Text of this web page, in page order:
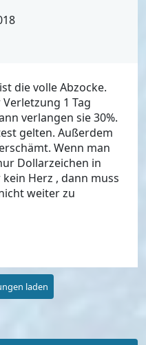
die volle Abzocke.
1 Tag
verlangen sie 30%.
gelten. Außerdem
Wenn man
Dollarzeichen in
Herz , dann muss
weiter zu
laden